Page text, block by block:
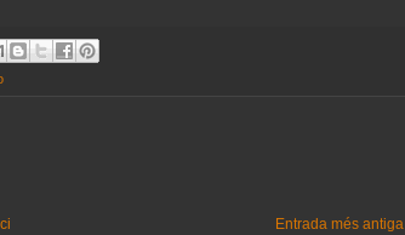
Entrada més antiga